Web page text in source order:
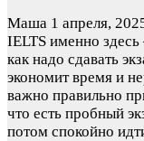
Маша 1 апреля,
IELTS именно
как надо сдавать
экономит время и
важно правильно
что есть пробный
потом спокойно